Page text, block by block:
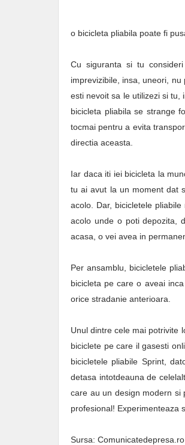
o bicicleta pliabila poate fi
Cu siguranta si tu
imprevizibile, insa, uneori,
esti nevoit sa le utilizezi si tu,
bicicleta pliabila se strange
tocmai pentru a evita
directia aceasta.
Iar daca iti iei bicicleta la
tu ai avut la un moment dat
acolo. Dar, bicicletele
acolo unde o poti depozita,
acasa, o vei avea in
Per ansamblu, bicicletele
bicicleta pe care o aveai
orice stradanie anterioara.
Unul dintre cele mai potrivite
biciclete pe care il gasesti
bicicletele pliabile Sprint,
detasa intotdeauna de
care au un design modern si
profesional! Experimenteaza
Sursa: Comunicatedepresa.ro